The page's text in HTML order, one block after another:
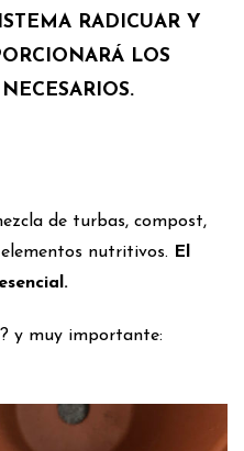
RADICUAR Y
LOS
de turbas, compost,
nutritivos.
El
y muy importante: